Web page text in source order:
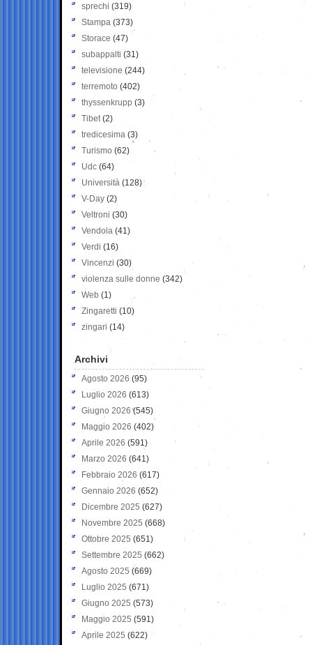
sprechi (319)
Stampa (373)
Storace (47)
subappalti (31)
televisione(244)
terremoto (402)
thyssenkrupp (3)
Tibet(2)
tredicesima (3)
Turismo (62)
Udc (64)
Università (128)
V-Day (2)
Veltroni (30)
Vendola (41)
Verdi (16)
Vincenzi (30)
violenza sulle donne (342)
Web (1)
Zingaretti (10)
zingari (14)
Archivi
Agosto 2026 (95)
Luglio 2026 (613)
Giugno 2026 (545)
Maggio 2026 (402)
Aprile 2026 (591)
Marzo 2026 (641)
Febbraio 2026 (617)
Gennaio 2026 (652)
Dicembre 2025 (627)
Novembre 2025 (668)
Ottobre 2025 (651)
Settembre 2025 (662)
Agosto 2025 (669)
Luglio 2025 (671)
Giugno 2025 (573)
Maggio 2025 (591)
Aprile 2025 (622)